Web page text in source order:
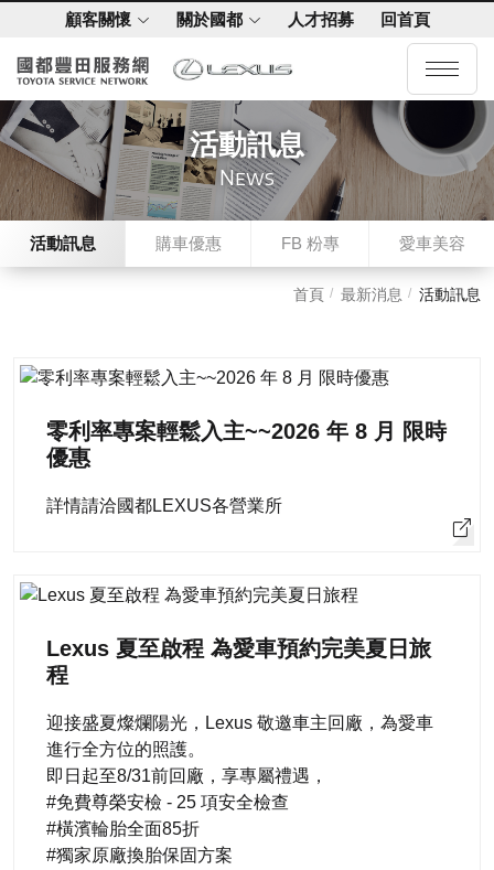
顧客關懷 關於國都 人才招募 回首頁
活動訊息
News
活動訊息 購車優惠 FB 粉專 愛車美容
首頁 最新消息 活動訊息
零利率專案輕鬆入主~~2026 年 8 月 限時
優惠
詳情請洽國都LEXUS各營業所
Lexus 夏至啟程 為愛車預約完美夏日旅
程
迎接盛夏燦爛陽光，Lexus 敬邀車主回廠，為愛車
進行全方位的照護。
即日起至8/31前回廠，享專屬禮遇，
#免費尊榮安檢 - 25 項安全檢查
#橫濱輪胎全面85折
#獨家原廠換胎保固方案